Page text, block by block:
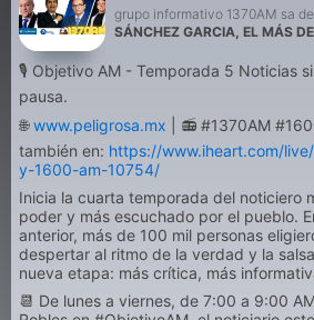
grupo informativo 1370AM sa
SÁNCHEZ GARCIA, EL MÁS
🎙️ Objetivo AM - Temporada 5 Noticias
pausa.
🌐www.peligrosa.mx | 📻 #1370AM
también en: https://www.iheart.com/
y-1600-am-10754/
Inicia la cuarta temporada del noticiero
poder y más escuchado por el pueblo.
anterior, más de 100 mil personas
despertar al ritmo de la verdad y la
nueva etapa: más crítica, más
📆 De lunes a viernes, de 7:00 a 9:00